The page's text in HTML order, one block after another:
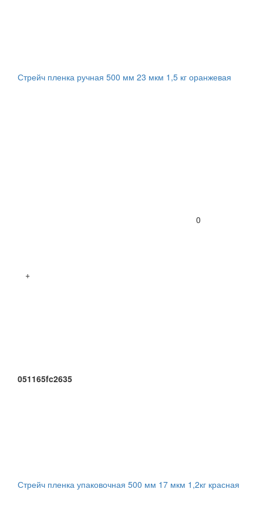
Стрейч пленка ручная 500 мм 23 мкм 1,5 кг оранжевая
0
+
051165fc2635
Стрейч пленка упаковочная 500 мм 17 мкм 1,2кг красная